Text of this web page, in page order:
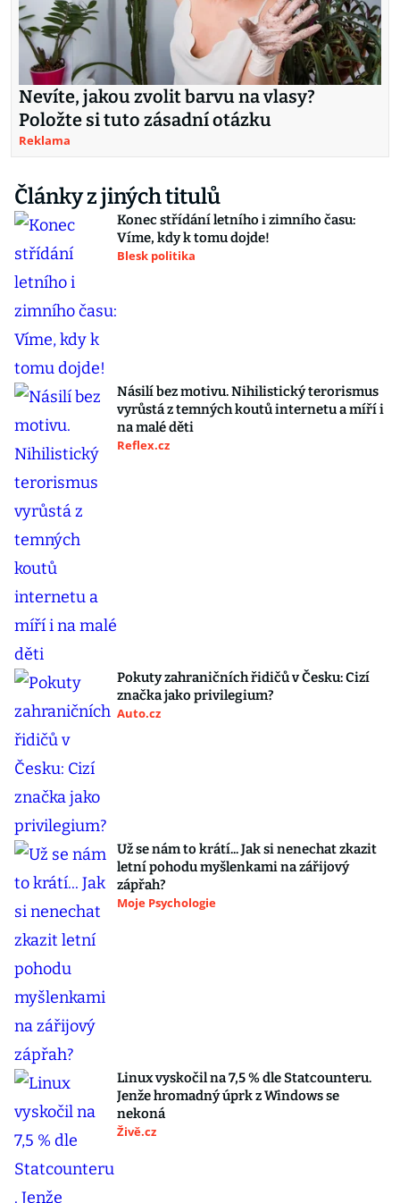
Nevíte, jakou zvolit barvu na vlasy?
Položte si tuto zásadní otázku
Reklama
Články z jiných titulů
Konec střídání letního i zimního času:
Víme, kdy k tomu dojde!
Blesk politika
Násilí bez motivu. Nihilistický terorismus
vyrůstá z temných koutů internetu a míří i
na malé děti
Reflex.cz
Pokuty zahraničních řidičů v Česku: Cizí
značka jako privilegium?
Auto.cz
Už se nám to krátí... Jak si nenechat zkazit
letní pohodu myšlenkami na zářijový
zápřah?
Moje Psychologie
Linux vyskočil na 7,5 % dle Statcounteru.
Jenže hromadný úprk z Windows se
nekoná
Živě.cz